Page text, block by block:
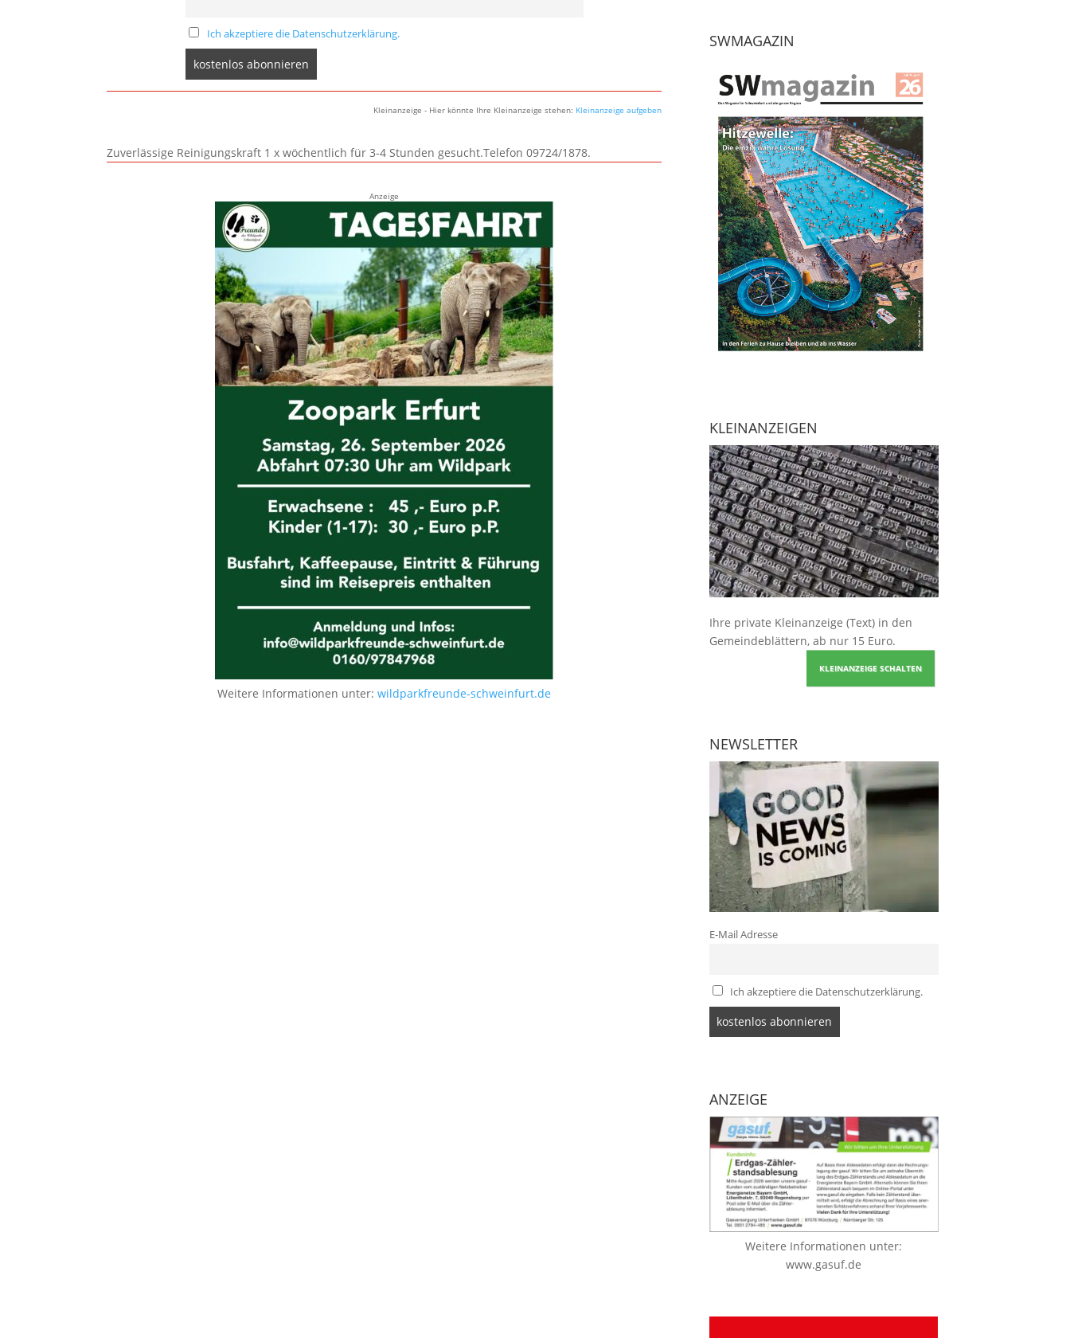
Ich akzeptiere die Datenschutzerklärung.
Kleinanzeige - Hier könnte Ihre Kleinanzeige stehen: Kleinanzeige aufgeben
Zuverlässige Reinigungskraft 1 x wöchentlich für 3-4 Stunden gesucht.Telefon 09724/1878.
Anzeige
Weitere Informationen unter:wildparkfreunde-schweinfurt.de
SWMAGAZIN
KLEINANZEIGEN
Ihre private Kleinanzeige (Text) in den
Gemeindeblättern, ab nur 15 Euro.
KLEINANZEIGE SCHALTEN
NEWSLETTER
E-Mail Adresse
Ich akzeptiere die Datenschutzerklärung.
ANZEIGE
Weitere Informationen unter:
www.gasuf.de